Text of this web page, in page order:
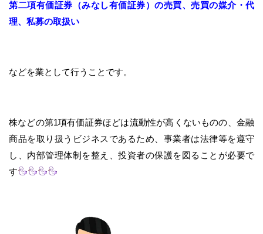
第二項有価証券（みなし有価証券）の売買、売買の媒介・代
理、私募の取扱い
などを業として行うことです。
株などの第1項有価証券ほどは流動性が高くないものの、金融
商品を取り扱うビジネスであるため、事業者は法律等を遵守
し、内部管理体制を整え、投資者の保護を図ることが必要で
す